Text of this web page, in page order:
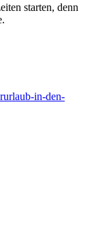
starten, denn
in-den-